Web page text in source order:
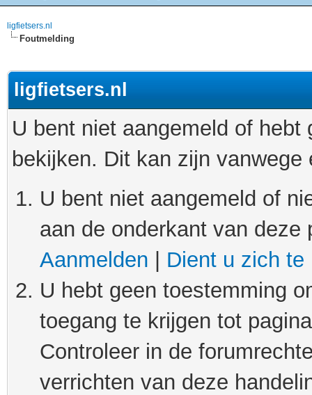
ligfietsers.nl
Foutmelding
ligfietsers.nl
U bent niet aangemeld of
bekijken. Dit kan zijn
U bent niet aangemeld of
aan de onderkant van
Aanmelden
Dient u zich te
U hebt geen toestemming
toegang te krijgen tot
Controleer in de
verrichten van deze